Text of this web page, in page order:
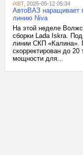
iXBT, 2025-05-12 05:34
АвтоВАЗ наращивает
линию Niva
На этой неделе
сборки Lada Iskra.
линии СКП «Калина».
скорректирован до
мощности для...